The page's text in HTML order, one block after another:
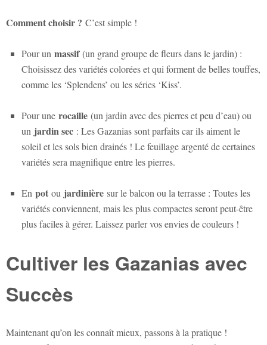
Comment choisir ? C’est simple !
Pour un massif(un grand groupe de fleurs dans le jardin) :
Choisissez des variétés colorées et qui forment de belles touffes,
comme les ‘Splendens’ ou les séries ‘Kiss’.
Pour une rocaille (un jardin avec des pierres et peu d’eau) ou
un jardin sec : Les Gazanias sont parfaits car ils aiment le
soleil et les sols bien drainés ! Le feuillage argenté de certaines
variétés sera magnifique entre les pierres.
En pot ou jardinière sur le balcon ou la terrasse : Toutes les
variétés conviennent, mais les plus compactes seront peut-être
plus faciles à gérer. Laissez parler vos envies de couleurs !
Cultiver les Gazanias avec
Succès
Maintenant qu’on les connaît mieux, passons à la pratique !